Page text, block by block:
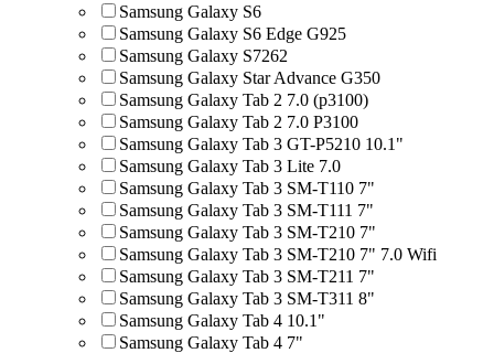
Samsung Galaxy S6
Samsung Galaxy S6 Edge G925
Samsung Galaxy S7262
Samsung Galaxy Star Advance G350
Samsung Galaxy Tab 2 7.0 (p3100)
Samsung Galaxy Tab 2 7.0 P3100
Samsung Galaxy Tab 3 GT-P5210 10.1"
Samsung Galaxy Tab 3 Lite 7.0
Samsung Galaxy Tab 3 SM-T110 7"
Samsung Galaxy Tab 3 SM-T111 7"
Samsung Galaxy Tab 3 SM-T210 7"
Samsung Galaxy Tab 3 SM-T210 7" 7.0 Wifi
Samsung Galaxy Tab 3 SM-T211 7"
Samsung Galaxy Tab 3 SM-T311 8"
Samsung Galaxy Tab 4 10.1"
Samsung Galaxy Tab 4 7"